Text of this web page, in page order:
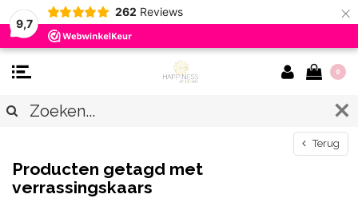
9,7
262 Reviews ×
0
Terug
Producten getagd met
verrassingskaars